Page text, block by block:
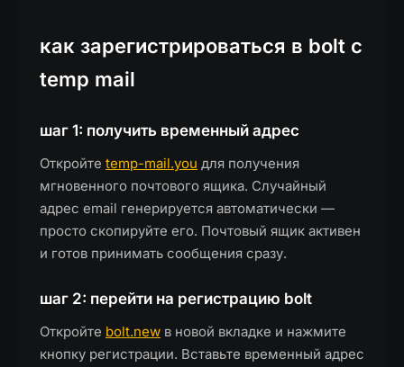
как зарегистрироваться в bolt с
temp mail
шаг 1: получить временный адрес
Откройте temp-mail.you для получения
мгновенного почтового ящика. Случайный
адрес email генерируется автоматически —
просто скопируйте его. Почтовый ящик активен
и готов принимать сообщения сразу.
шаг 2: перейти на регистрацию bolt
Откройте bolt.new в новой вкладке и нажмите
кнопку регистрации. Вставьте временный адрес